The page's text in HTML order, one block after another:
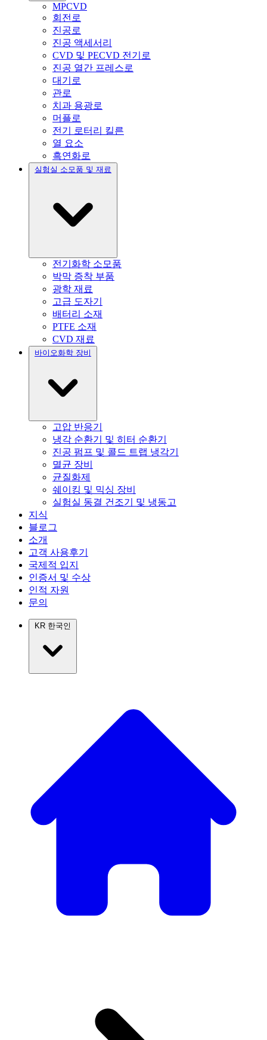
MPCVD
회전로
진공로
진공 액세서리
CVD 및 PECVD 전기로
진공 열간 프레스로
대기로
관로
치과 용광로
머플로
전기 로터리 킬른
열 요소
흑연화로
실험실 소모품 및 재료
전기화학 소모품
박막 증착 부품
광학 재료
고급 도자기
배터리 소재
PTFE 소재
CVD 재료
바이오화학 장비
고압 반응기
냉각 순환기 및 히터 순환기
진공 펌프 및 콜드 트랩 냉각기
멸균 장비
균질화제
쉐이킹 및 믹싱 장비
실험실 동결 건조기 및 냉동고
지식
블로그
소개
고객 사용후기
국제적 입지
인증서 및 수상
인적 자원
문의
KR 한국인